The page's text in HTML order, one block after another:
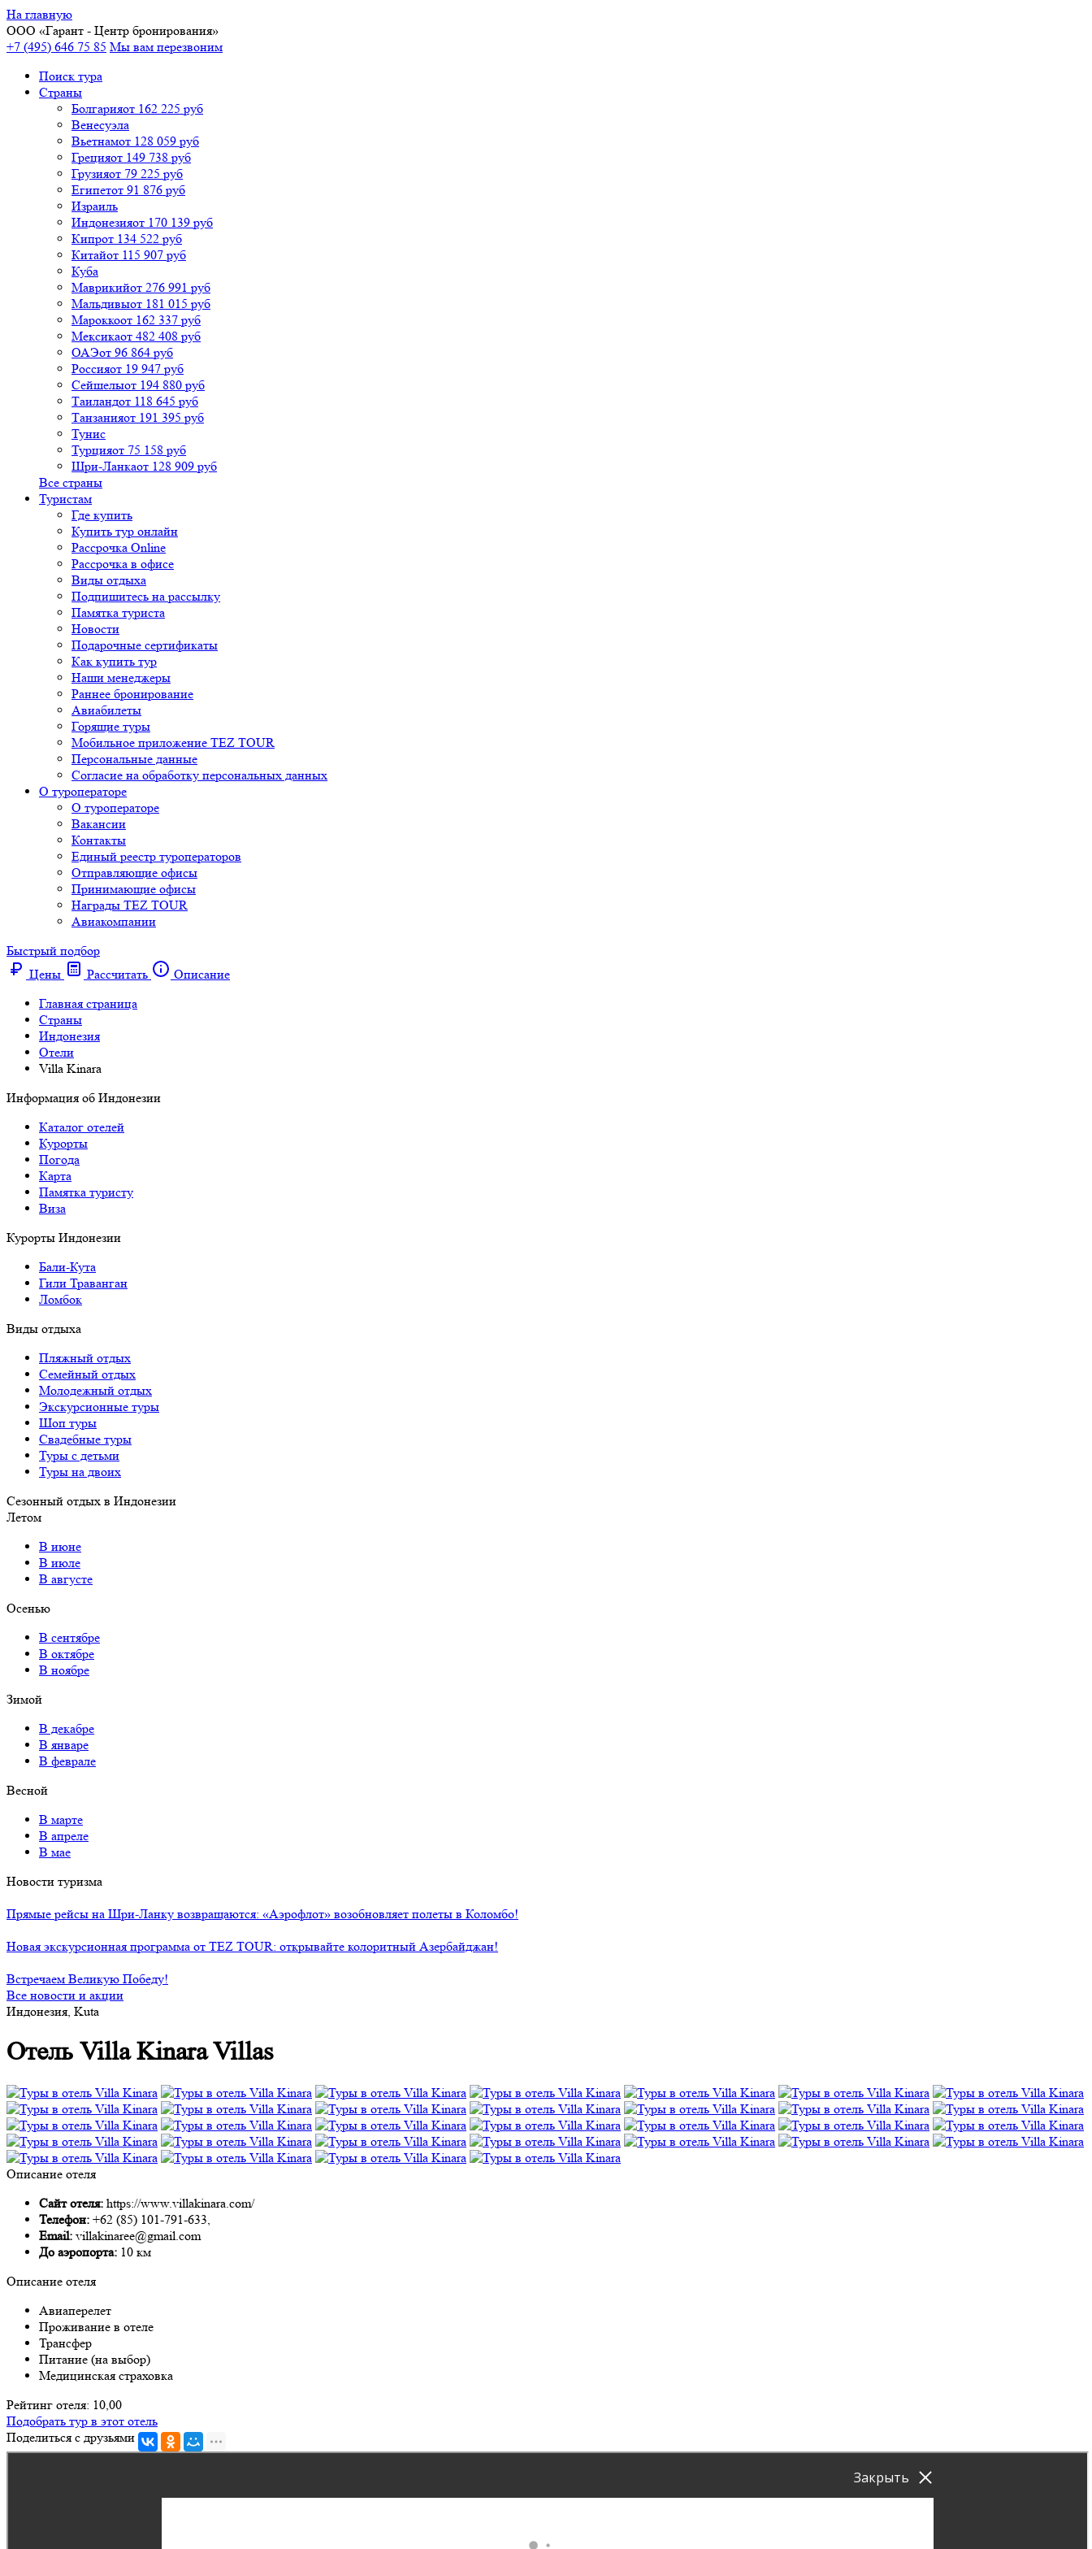
На главную
ООО «Гарант - Центр бронирования»
+7 (495) 646 75 85 Мы вам перезвоним
Поиск тура
Cтраны
Болгарияот 162 225 руб
Венесуэла
Вьетнамот 128 059 руб
Грецияот 149 738 руб
Грузияот 79 225 руб
Египетот 91 876 руб
Израиль
Индонезияот 170 139 руб
Кипрот 134 522 руб
Китайот 115 907 руб
Куба
Маврикийот 276 991 руб
Мальдивыот 181 015 руб
Мароккоот 162 337 руб
Мексикаот 482 408 руб
ОАЭот 96 864 руб
Россияот 19 947 руб
Сейшелыот 194 880 руб
Таиландот 118 645 руб
Танзанияот 191 395 руб
Тунис
Турцияот 75 158 руб
Шри-Ланкаот 128 909 руб
Все страны
Туристам
Где купить
Купить тур онлайн
Рассрочка Online
Рассрочка в офисе
Виды отдыха
Подпишитесь на рассылку
Памятка туриста
Новости
Подарочные сертификаты
Как купить тур
Наши менеджеры
Раннее бронирование
Авиабилеты
Горящие туры
Мобильное приложение TEZ TOUR
Персональные данные
Согласие на обработку персональных данных
О туроператоре
О туроператоре
Вакансии
Контакты
Единый реестр туроператоров
Отправляющие офисы
Принимающие офисы
Награды TEZ TOUR
Авиакомпании
Быстрый подбор
Цены
Рассчитать
Описание
Главная страница
Cтраны
Индонезия
Отели
Villa Kinara
Информация об Индонезии
Каталог отелей
Курорты
Погода
Карта
Памятка туристу
Виза
Курорты Индонезии
Бали-Кута
Гили Траванган
Ломбок
Виды отдыха
Пляжный отдых
Семейный отдых
Молодежный отдых
Экскурсионные туры
Шоп туры
Свадебные туры
Туры с детьми
Туры на двоих
Сезонный отдых в Индонезии
Летом
В июне
В июле
В августе
Осенью
В сентябре
В октябре
В ноябре
Зимой
В декабре
В январе
В феврале
Весной
В марте
В апреле
В мае
Новости туризма
Прямые рейсы на Шри-Ланку возвращаются: «Аэрофлот» возобновляет полеты в Коломбо!
Новая экскурсионная программа от TEZ TOUR: открывайте колоритный Азербайджан!
Встречаем Великую Победу!
Все новости и акции
Индонезия, Kuta
Отель Villa Kinara Villas
Описание отеля
Сайт отеля: https://www.villakinara.com/
Телефон: +62 (85) 101-791-633,
Email: villakinaree@gmail.com
До аэропорта: 10 км
Описание отеля
Авиаперелет
Проживание в отеле
Трансфер
Питание (на выбор)
Медицинская страховка
Рейтинг отеля: 10,00
Подобрать тур в этот отель
Поделиться с друзьями